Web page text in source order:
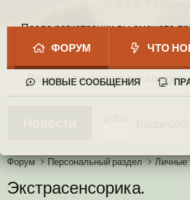
После регистрации вы сможете
Пожалуйста, используя
ФОРУМ ЧТО
НОВЫЕ СООБЩЕНИЯ
Иконки
Ваши
Новая
Форум Персональный раздел Личные
Экстрасенсорика.